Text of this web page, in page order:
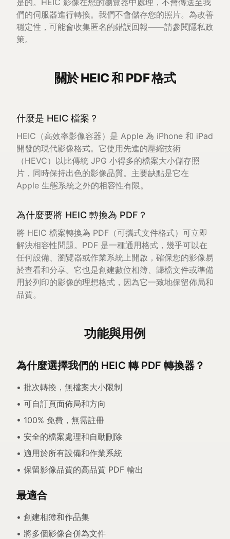
是的。HEIC 影像在您的瀏覽器中處理，不會傳送至我
們的伺服器進行轉換。我們不會儲存您的照片。為改善
穩定性，可能會收集匿名的錯誤回報——請參閱隱私政
策。
關於 HEIC 和 PDF 格式
什麼是 HEIC 檔案？
HEIC（高效率影像容器）是 Apple 為 iPhone 和 iPad
開發的現代影像格式。它使用先進的壓縮技術
（HEVC）以比傳統 JPG 小得多的檔案大小儲存照
片，同時保持出色的影像品質。主要缺點是它在
Apple 生態系統之外的相容性有限。
為什麼要將 HEIC 轉換為 PDF？
將 HEIC 檔案轉換為 PDF（可攜式文件格式）可立即
解決相容性問題。PDF 是一種通用格式，幾乎可以在
任何設備、瀏覽器或作業系統上開啟，確保您的影像易
於查看和分享。它也是創建數位相簿、歸檔文件或準備
用於列印的影像的理想格式，因為它一致地保留佈局和
品質。
功能與用例
為什麼選擇我們的 HEIC 轉 PDF 轉換器？
• 批次轉換，無檔案大小限制
• 可自訂頁面佈局和方向
• 100% 免費，無需註冊
• 安全的檔案處理和自動刪除
• 適用於所有設備和作業系統
• 保留影像品質的高品質 PDF 輸出
最適合
• 創建相簿和作品集
• 將多個影像合併為文件